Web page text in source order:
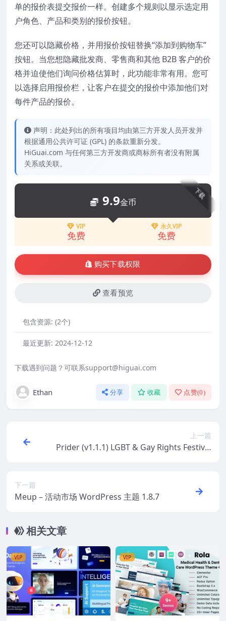
单的报价表提交报价一样。创建多个规则以显示选定用
户角色、产品和类别的报价按钮。
您还可以隐藏价格，并用报价按钮替换“添加到购物车”
按钮。当您想隐藏批发商、零售商和其他 B2B 客户的价
格并迫使他们询问价格估算时，此功能非常有用。您可
以选择启用报价栏，让客户在提交的报价中添加他们对
每件产品的报价。
声明：此处列出的所有项目均由第三方开发人员开发并
根据通用公共许可证 (GPL) 的条款重新分发。
HiGuai.com 与任何第三方开发商或商标所有者没有附属
关系或关联。
下载
9.9金币
VIP
免费
永久VIP
免费
购买下载权限
查看预览
包含资源: (2个)
最近更新: 2024-12-12
下载遇到问题？可联系support@higuai.com
Ethan 分享 收藏 点赞(0)
上一篇
Prider (v1.1.1) LGBT & Gay Rights Festival
下一篇
Meup – 活动市场 WordPress 主题 1.8.7
相关文章
VIP VIP